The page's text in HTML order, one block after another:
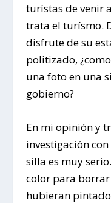
turístas de venir
trata el turísmo.
disfrute de su
politizado,
una foto en una
gobierno?
En mi opinión y
investigación
silla es muy
color para
hubieran